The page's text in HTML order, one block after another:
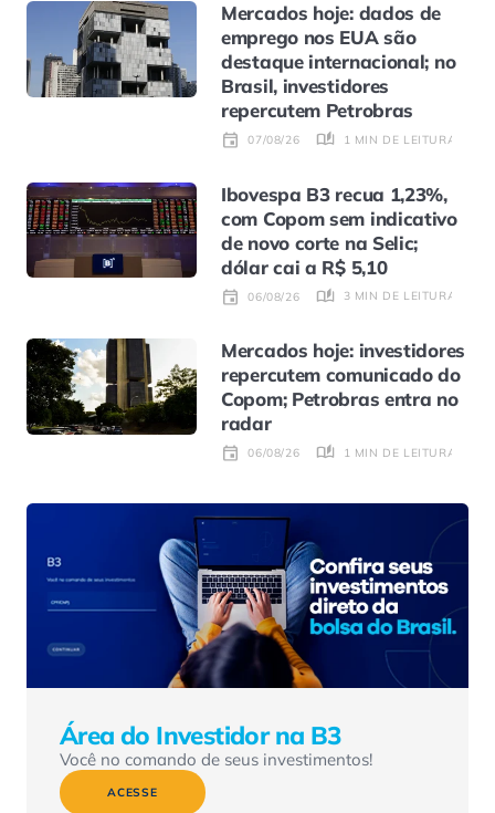
Mercados hoje: dados de
emprego nos EUA são
destaque internacional; no
Brasil, investidores
repercutem Petrobras
07/08/26 1 MIN DE LEITURA
Ibovespa B3 recua 1,23%,
com Copom sem indicativo
de novo corte na Selic;
dólar cai a R$ 5,10
06/08/26 3 MIN DE LEITURA
Mercados hoje: investidores
repercutem comunicado do
Copom; Petrobras entra no
radar
06/08/26 1 MIN DE LEITURA
Área do Investidor na B3
Você no comando de seus investimentos!
ACESSE